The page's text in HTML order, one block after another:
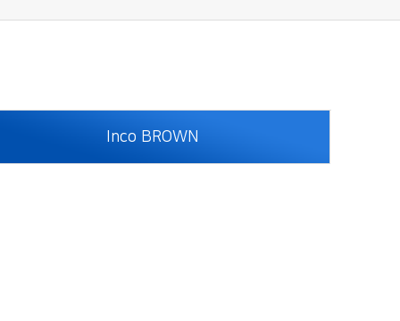
Inco BROWN